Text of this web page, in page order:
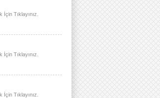
Tıklayınız.
Tıklayınız.
Tıklayınız.